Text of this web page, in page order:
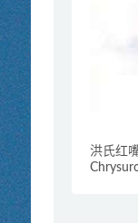
洪氏红